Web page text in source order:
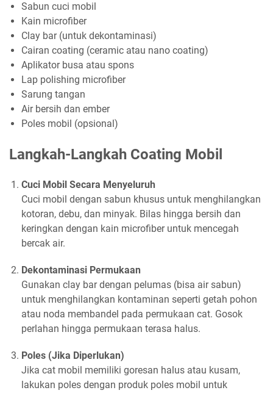
Sabun cuci mobil
Kain microfiber
Clay bar (untuk dekontaminasi)
Cairan coating (ceramic atau nano coating)
Aplikator busa atau spons
Lap polishing microfiber
Sarung tangan
Air bersih dan ember
Poles mobil (opsional)
Langkah-Langkah Coating Mobil
Cuci Mobil Secara Menyeluruh
Cuci mobil dengan sabun khusus untuk menghilangkan
kotoran, debu, dan minyak. Bilas hingga bersih dan
keringkan dengan kain microfiber untuk mencegah
bercak air.
Dekontaminasi Permukaan
Gunakan clay bar dengan pelumas (bisa air sabun)
untuk menghilangkan kontaminan seperti getah pohon
atau noda membandel pada permukaan cat. Gosok
perlahan hingga permukaan terasa halus.
Poles (Jika Diperlukan)
Jika cat mobil memiliki goresan halus atau kusam,
lakukan poles dengan produk poles mobil untuk